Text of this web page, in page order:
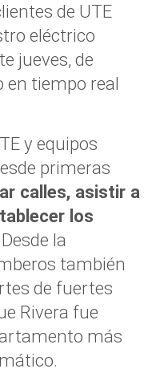
de UTE
eléctrico
jueves, de
en tiempo real
y equipos
primeras
calles, asistir a
los
Desde la
también
de fuertes
Rivera fue
más